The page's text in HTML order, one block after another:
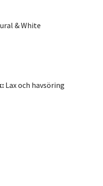
& White
Lax och havsöring